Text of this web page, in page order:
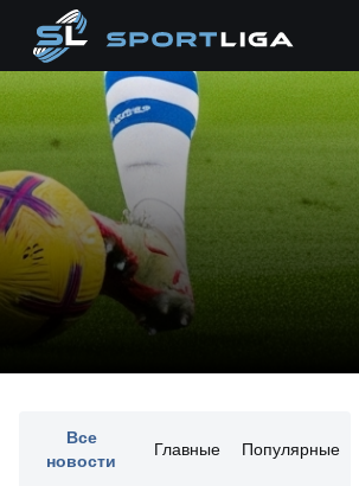
Все
новости
Главные Популярные